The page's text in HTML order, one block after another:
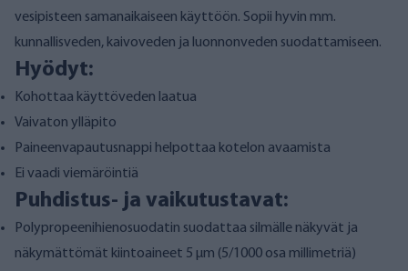
vesipisteen samanaikaiseen käyttöön. Sopii hyvin mm.
kunnallisveden, kaivoveden ja luonnonveden suodattamiseen.
Hyödyt:
Kohottaa käyttöveden laatua
Vaivaton ylläpito
Paineenvapautusnappi helpottaa kotelon avaamista
Ei vaadi viemäröintiä
Puhdistus- ja vaikutustavat:
Polypropeenihienosuodatin suodattaa silmälle näkyvät ja
näkymättömät kiintoaineet 5 µm (5/1000 osa millimetriä)